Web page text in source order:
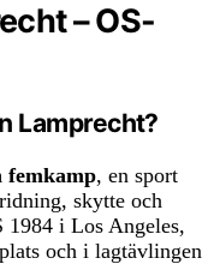
– OS-
Lamprecht?
femkamp, en sport
skytte och
i Los Angeles,
och i lagtävlingen